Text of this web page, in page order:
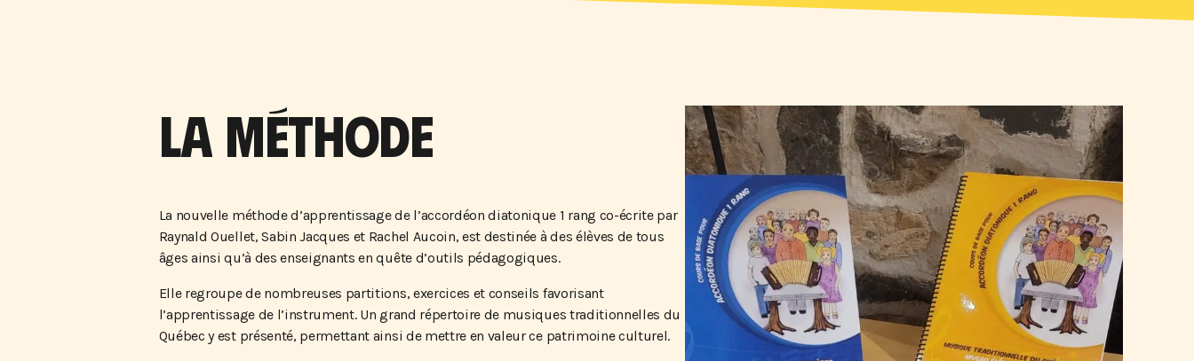
LA MÉTHODE
La nouvelle méthode d’apprentissage de l’accordéon diatonique 1 rang co-écrite par
Raynald Ouellet, Sabin Jacques et Rachel Aucoin, est destinée à des élèves de tous
âges ainsi qu’à des enseignants en quête d’outils pédagogiques.
Elle regroupe de nombreuses partitions, exercices et conseils favorisant
l’apprentissage de l’instrument. Un grand répertoire de musiques traditionnelles du
Québec y est présenté, permettant ainsi de mettre en valeur ce patrimoine culturel.